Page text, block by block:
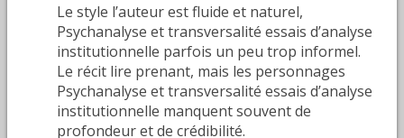
Le style l’auteur est fluide et naturel,
Psychanalyse et transversalité essais d’analyse
institutionnelle parfois un peu trop informel.
Le récit lire prenant, mais les personnages
Psychanalyse et transversalité essais d’analyse
institutionnelle manquent souvent de
profondeur et de crédibilité.